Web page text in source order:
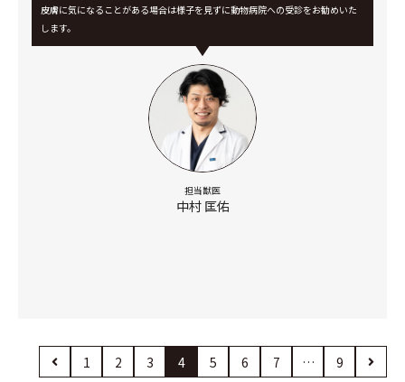
皮膚に気になることがある場合は様子を見ずに動物病院への受診をお勧めいた
します。
担当獣医
中村 匡佑
1 2 3 4 5 6 7 … 9